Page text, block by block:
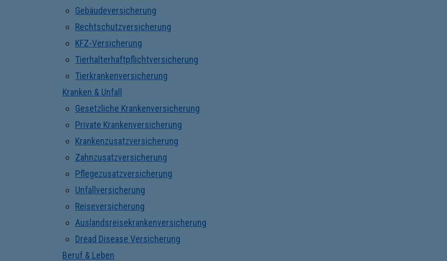
Gebäudeversicherung
Rechtschutzversicherung
KFZ-Versicherung
Tierhalterhaftpflichtversicherung
Tierkrankenversicherung
Kranken & Unfall
Gesetzliche Krankenversicherung
Private Krankenversicherung
Krankenzusatzversicherung
Zahnzusatzversicherung
Pflegezusatzversicherung
Unfallversicherung
Reiseversicherung
Auslandsreisekrankenversicherung
Dread Disease Versicherung
Beruf & Leben